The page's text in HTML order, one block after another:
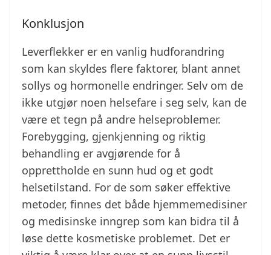
Konklusjon
Leverflekker er en vanlig hudforandring
som kan skyldes flere faktorer, blant annet
sollys og hormonelle endringer. Selv om de
ikke utgjør noen helsefare i seg selv, kan de
være et tegn på andre helseproblemer.
Forebygging, gjenkjenning og riktig
behandling er avgjørende for å
opprettholde en sunn hud og et godt
helsetilstand. For de som søker effektive
metoder, finnes det både hjemmemedisiner
og medisinske inngrep som kan bidra til å
løse dette kosmetiske problemet. Det er